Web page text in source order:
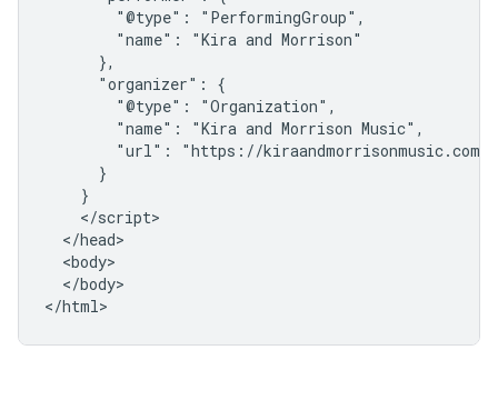
        "@type": "PerformingGroup",
        "name": "Kira and Morrison"
      },
      "organizer": {
        "@type": "Organization",
        "name": "Kira and Morrison Music",
        "url": "https://kiraandmorrisonmusic.com"
      }
    }
    </script>
  </head>
  <body>
  </body>
</html>